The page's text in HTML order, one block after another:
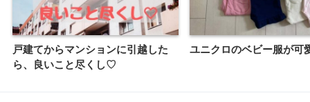
戸建てからマンションに引越した
ら、良いこと尽くし♡
ユニクロのベビー服が可